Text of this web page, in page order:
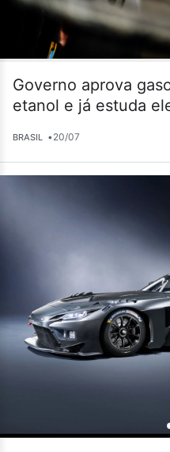
Governo aprova
etanol e já estuda
BRASIL •20/07